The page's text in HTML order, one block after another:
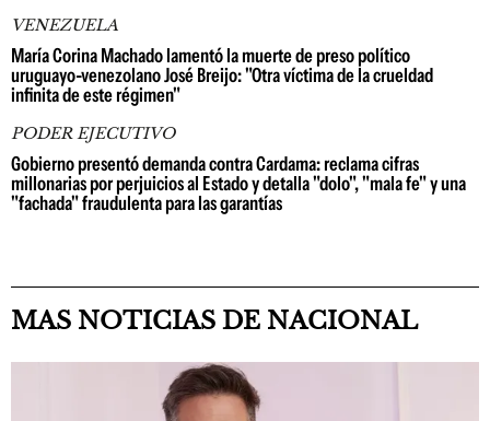
VENEZUELA
María Corina Machado lamentó la muerte de preso político
uruguayo-venezolano José Breijo: "Otra víctima de la crueldad
infinita de este régimen"
PODER EJECUTIVO
Gobierno presentó demanda contra Cardama: reclama cifras
millonarias por perjuicios al Estado y detalla "dolo", "mala fe" y una
"fachada" fraudulenta para las garantías
MAS NOTICIAS DE NACIONAL